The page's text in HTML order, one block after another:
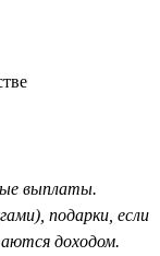
выплаты.
подарки, если
доходом.